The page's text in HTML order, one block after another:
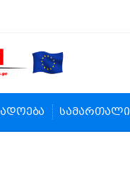
სამართალი